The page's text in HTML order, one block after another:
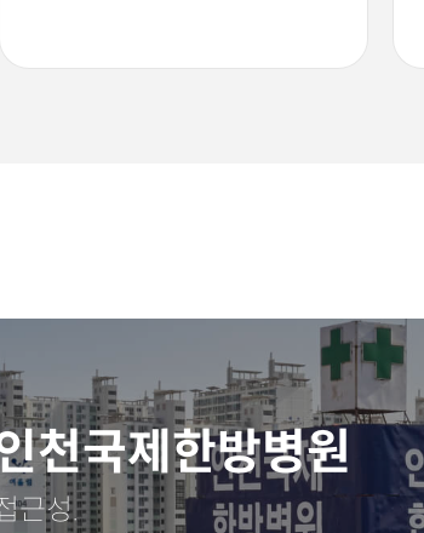
천국제한방병원
근성.